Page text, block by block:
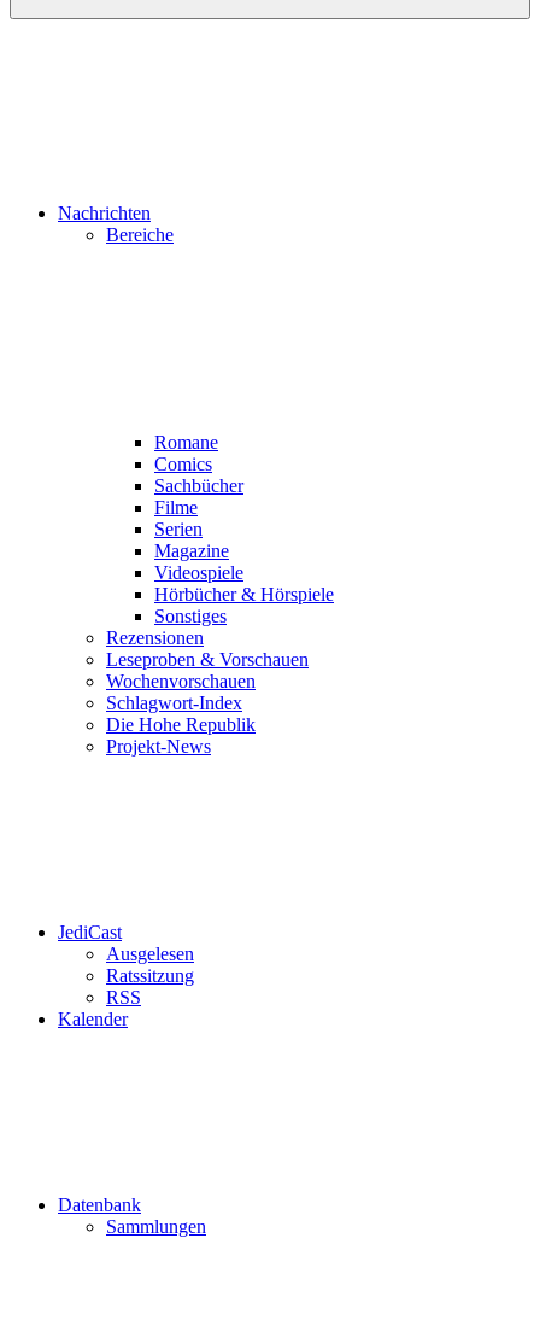
Nachrichten
Bereiche
Romane
Comics
Sachbücher
Filme
Serien
Magazine
Videospiele
Hörbücher & Hörspiele
Sonstiges
Rezensionen
Leseproben & Vorschauen
Wochenvorschauen
Schlagwort-Index
Die Hohe Republik
Projekt-News
JediCast
Ausgelesen
Ratssitzung
RSS
Kalender
Datenbank
Sammlungen